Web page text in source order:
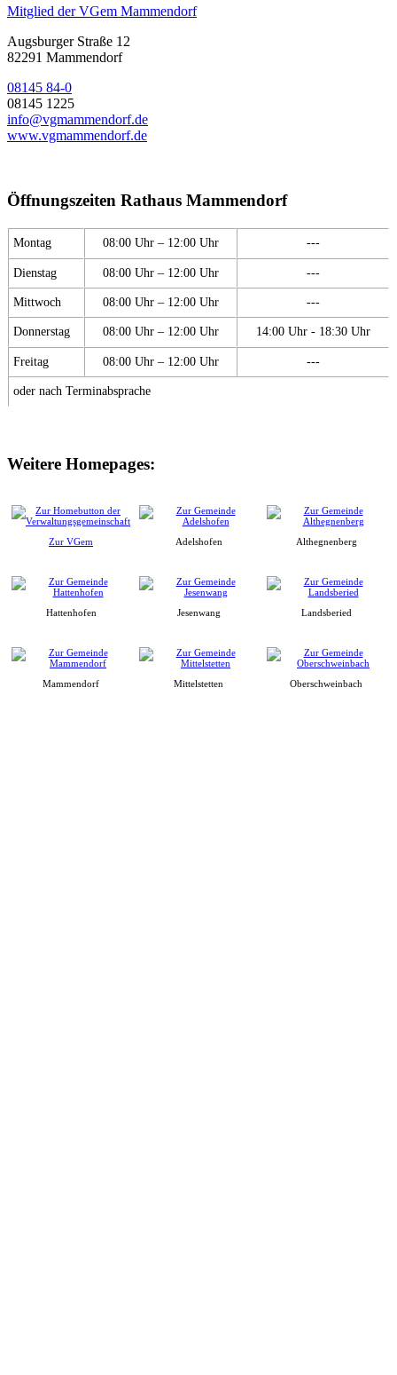
Mitglied der VGem Mammendorf
Augsburger Straße 12
82291 Mammendorf
08145 84-0
08145 1225
info@vgmammendorf.de
www.vgmammendorf.de
Öffnungszeiten Rathaus Mammendorf
Montag 08:00 Uhr – 12:00 Uhr ---
Dienstag 08:00 Uhr – 12:00 Uhr ---
Mittwoch 08:00 Uhr – 12:00 Uhr ---
Donnerstag 08:00 Uhr – 12:00 Uhr 14:00 Uhr - 18:30 Uhr
Freitag 08:00 Uhr – 12:00 Uhr ---
oder nach Terminabsprache
Weitere Homepages:
Zur VGem Adelshofen Althegnenberg
Hattenhofen Jesenwang Landsberied
Mammendorf Mittelstetten Oberschweinbach